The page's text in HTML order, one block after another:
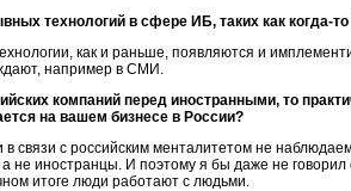
технологий в сфере ИБ, таких как когда-то
как и раньше, появляются и
например в СМИ.
компаний перед иностранными, то
на вашем бизнесе в России?
в связи с российским менталитетом не
не иностранцы. И поэтому я бы даже не
итоге люди работают с людьми.